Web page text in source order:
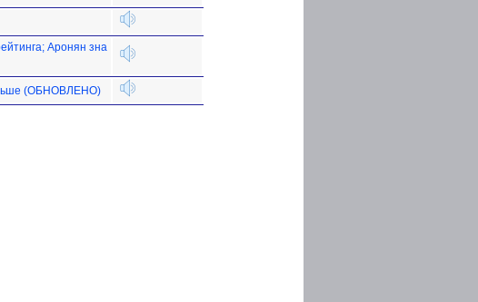
Аронян зна
(ОБНОВЛЕНО)